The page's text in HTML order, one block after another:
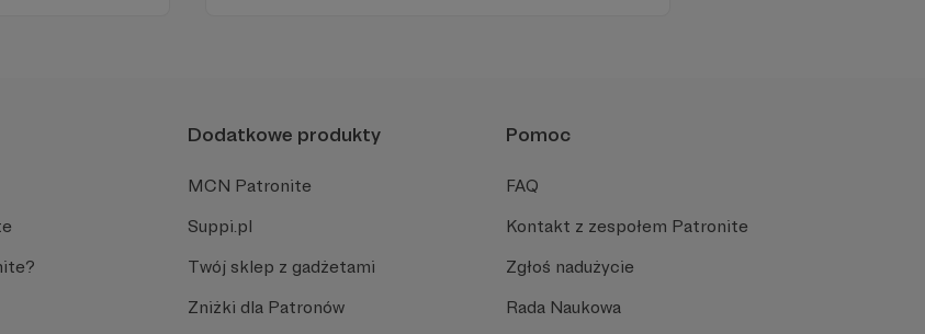
Dodatkowe produkty
MCN Patronite
Suppi.pl
Twój sklep z gadżetami
Zniżki dla Patronów
Pomoc
FAQ
Kontakt z zespołem Patronite
Zgłoś nadużycie
Rada Naukowa